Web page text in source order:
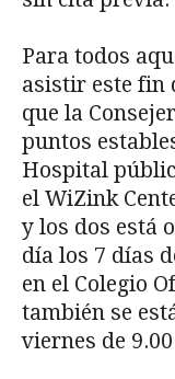
Para todos
asistir este fin
que la
puntos
Hospital
el WiZink
y los dos está
día los 7 días
en el Colegio
también se
viernes de